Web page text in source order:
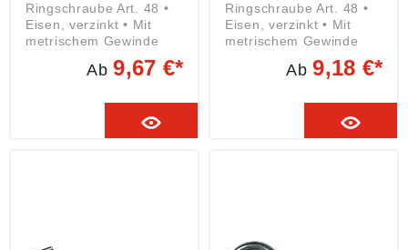
Ringschraube Art. 48 •
Eisen, verzinkt • Mit
metrischem Gewinde
Ab9,67 €*
Ringschraube Art. 48 •
Eisen, verzinkt • Mit
metrischem Gewinde
Ab9,18 €*